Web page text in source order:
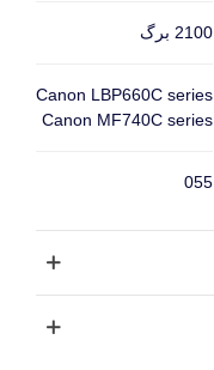
2100 برگ
Canon LBP660C series
Canon MF740C series
055